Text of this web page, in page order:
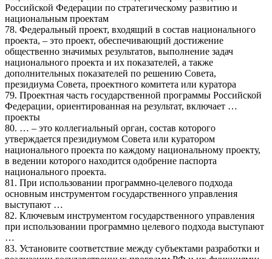
Российской Федерации по стратегическому развитию и
национальным проектам
78. Федеральный проект, входящий в состав национального
проекта, – это проект, обеспечивающий достижение
общественно значимых результатов, выполнение задач
национального проекта и их показателей, а также
дополнительных показателей по решению Совета,
президиума Совета, проектного комитета или куратора
79. Проектная часть государственной программы Российской
Федерации, ориентированная на результат, включает …
проекты
80. … – это коллегиальный орган, состав которого
утверждается президиумом Совета или куратором
национального проекта по каждому национальному проекту,
в ведении которого находится одобрение паспорта
национального проекта.
81. При использовании программно-целевого подхода
основным инструментом государственного управления
выступают …
82. Ключевым инструментом государственного управления
при использовании программно целевого подхода выступают
…
83. Установите соответствие между субъектами разработки и